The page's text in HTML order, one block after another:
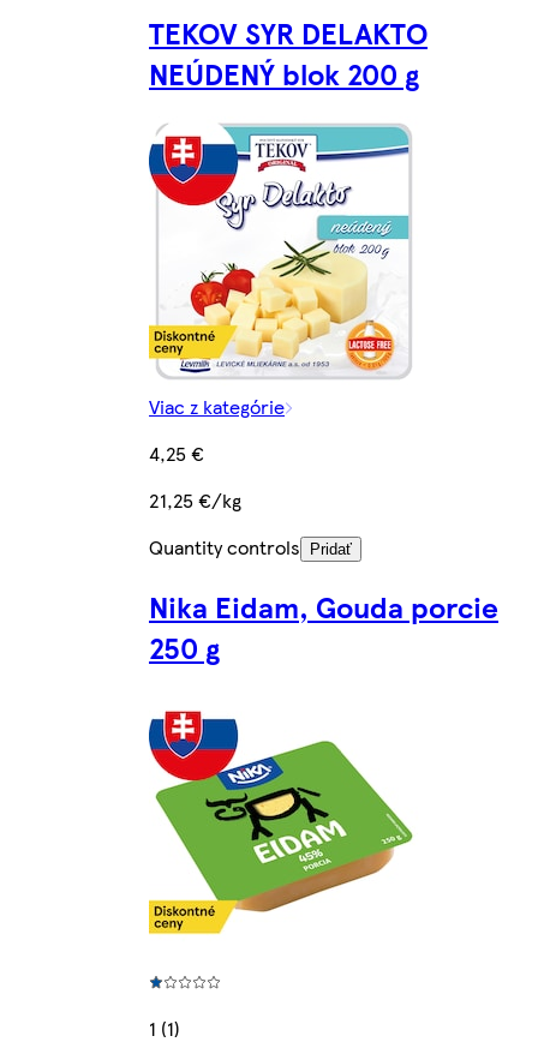
TEKOV SYR DELAKTO
NEÚDENÝ blok 200 g
Viac z kategórie
4,25 €
21,25 €/kg
Quantity controls
Pridať
Nika Eidam, Gouda porcie
250 g
1 (1)